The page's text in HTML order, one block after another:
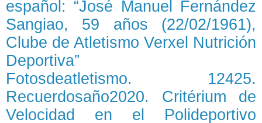
español: “José Manuel Fernández
Sangiao, 59 años (22/02/1961),
Clube de Atletismo Verxel Nutrición
Deportiva”
Fotosdeatletismo. 12425.
Recuerdosaño2020. Critérium de
Velocidad en el Polideportivo